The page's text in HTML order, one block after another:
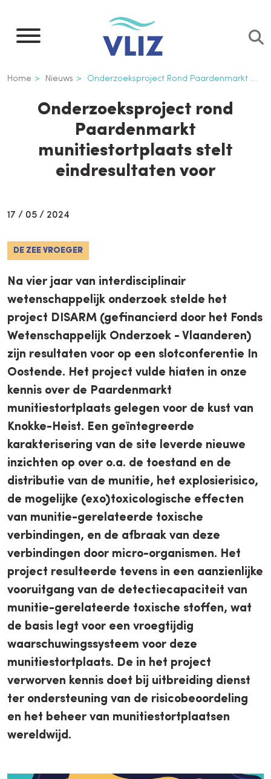
naar
inhoud
Kruimelpad
Home Nieuws Onderzoeksproject Rond Paardenmarkt Munitiestortplaats Stelt Eindresultaten Voor
Onderzoeksproject rond
Paardenmarkt
munitiestortplaats stelt
eindresultaten voor
17 / 05 / 2024
DE ZEE VROEGER
Na vier jaar van interdisciplinair
wetenschappelijk onderzoek stelde het
project DISARM (gefinancierd door het Fonds
Wetenschappelijk Onderzoek - Vlaanderen)
zijn resultaten voor op een slotconferentie In
Oostende. Het project vulde hiaten in onze
kennis over de Paardenmarkt
munitiestortplaats gelegen voor de kust van
Knokke-Heist. Een geïntegreerde
karakterisering van de site leverde nieuwe
inzichten op over o.a. de toestand en de
distributie van de munitie, het explosierisico,
de mogelijke (exo)toxicologische effecten
van munitie-gerelateerde toxische
verbindingen, en de afbraak van deze
verbindingen door micro-organismen. Het
project resulteerde tevens in een aanzienlijke
vooruitgang van de detectiecapaciteit van
munitie-gerelateerde toxische stoffen, wat
de basis legt voor een vroegtijdig
waarschuwingssysteem voor deze
munitiestortplaats. De in het project
verworven kennis doet bij uitbreiding dienst
ter ondersteuning van de risicobeoordeling
en het beheer van munitiestortplaatsen
wereldwijd.